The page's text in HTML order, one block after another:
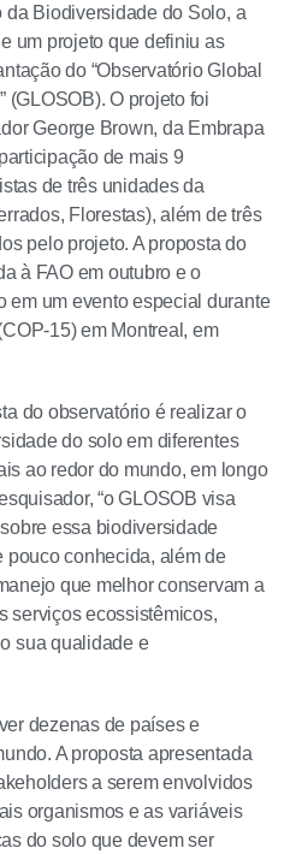
da Biodiversidade do Solo, a
um projeto que definiu as
do “Observatório Global
(GLOSOB). O projeto foi
George Brown, da Embrapa
de mais 9
de três unidades da
Florestas), além de três
pelo projeto. A proposta do
à FAO em outubro e o
em um evento especial durante
15) em Montreal, em
do observatório é realizar o
do solo em diferentes
ao redor do mundo, em longo
“o GLOSOB visa
essa biodiversidade
pouco conhecida, além de
que melhor conservam a
serviços ecossistêmicos,
sua qualidade e
dezenas de países e
A proposta apresentada
a serem envolvidos
organismos e as variáveis
do solo que devem ser